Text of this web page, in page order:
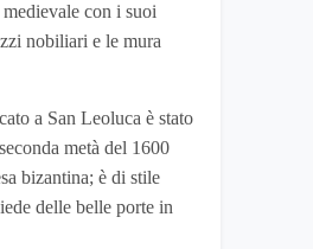
con i suoi
nobiliari e le mura
a San Leoluca è stato
metà del 1600
bizantina; è di stile
delle belle porte in